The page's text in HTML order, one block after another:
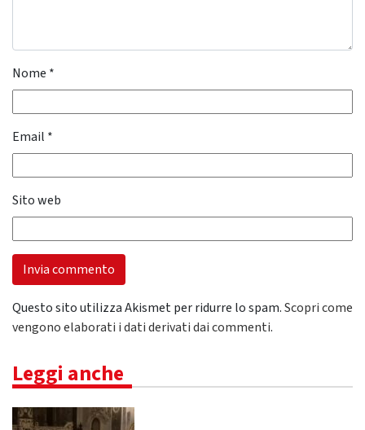
Nome *
Email *
Sito web
Questo sito utilizza Akismet per ridurre lo spam.Scopri come
vengono elaborati i dati derivati dai commenti.
Leggi anche